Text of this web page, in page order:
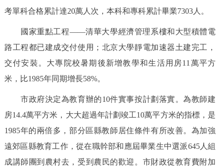
考單科合格累計達20萬人次，本科和專科累計畢業7303人。
國家重點工程——清華大學經濟管理系樓和大型積體電
路工程都已建成交付使用；北京大學靜電加速器土建完工，
交付安裝。大專院校暑期後新增教學和生活用房11萬平方
米，比1985年同期增長58%。
市政府決定為教育辦的10件實事按計劃落實。為教師建
房14.4萬平方米，大大超過年計劃竣工10萬平方米的指標，是
1985年的兩倍多，部分區縣教師居住條件有所改善。為加強
遠郊區縣教育工作，從在職幹部和應屆畢業生中選派645人組
成講師團到農村去，受到農民的歡迎。市財政從教育費附加